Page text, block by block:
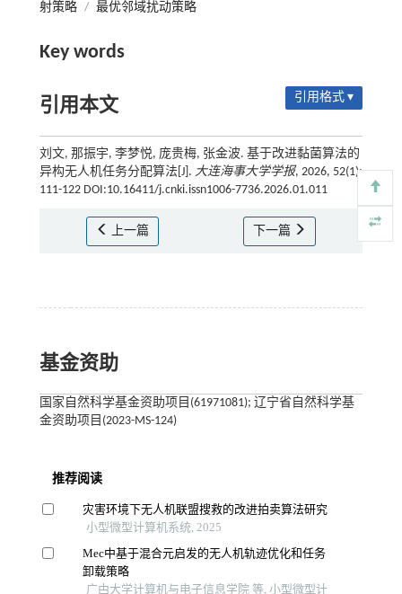
射策略 / 最优邻域扰动策略
Key words
引用本文 引用格式 ▾
刘文, 那振宇, 李梦悦, 庞贵梅, 张金波. 基于改进黏菌算法的
异构无人机任务分配算法[J]. 大连海事大学学报, 2026, 52(1):
111-122 DOI:10.16411/j.cnki.issn1006-7736.2026.01.011
上一篇 下一篇
基金资助
国家自然科学基金资助项目(61971081); 辽宁省自然科学基
金资助项目(2023-MS-124)